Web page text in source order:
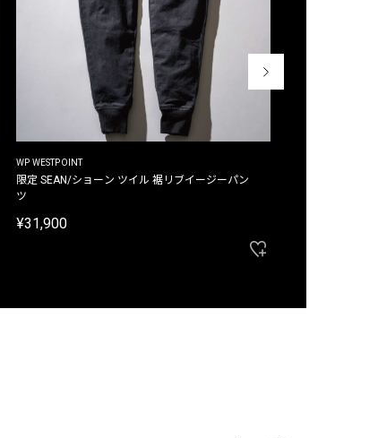
WP WESTPOINT
限定 SEAN/ショーン ツイル 裾リブイージーパン
ツ
¥31,900